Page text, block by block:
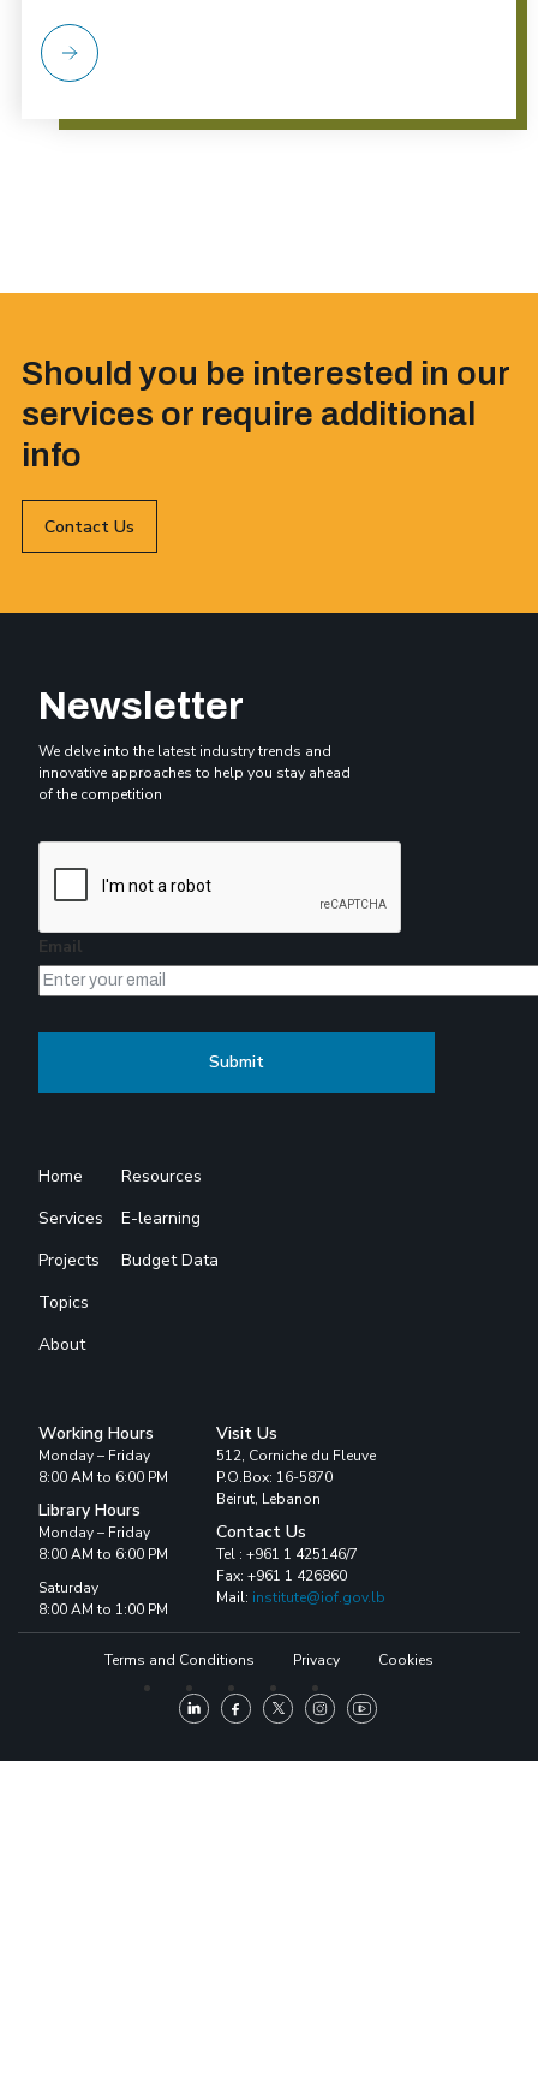
Should you be interested in our
services or require additional
info
Contact Us
Newsletter
We delve into the latest industry trends and
innovative approaches to help you stay ahead
of the competition
Email
Home
Services
Projects
Topics
About
Resources
E-learning
Budget Data
Working Hours
Monday – Friday
8:00 AM to 6:00 PM
Library Hours
Monday – Friday
8:00 AM to 6:00 PM
Saturday
8:00 AM to 1:00 PM
Visit Us
512, Corniche du Fleuve
P.O.Box: 16-5870
Beirut, Lebanon
Contact Us
Tel : +961 1 425146/7
Fax: +961 1 426860
Mail: institute@iof.gov.lb
Terms and Conditions Privacy Cookies